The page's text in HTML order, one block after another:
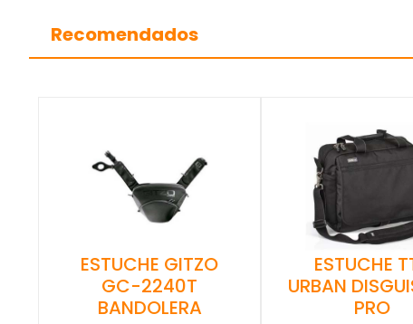
Recomendados
ESTUCHE GITZO
GC-2240T
BANDOLERA
ESTUCHE
URBAN
PRO